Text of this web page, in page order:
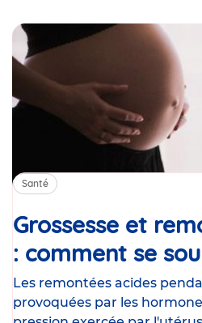
Santé
Grossesse et
: comment se
Les remontées acides
provoquées par les